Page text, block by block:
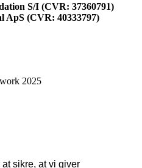
sikre, at vi giver
S/I (CVR: 37360791)
ApS (CVR: 40333797)
2025